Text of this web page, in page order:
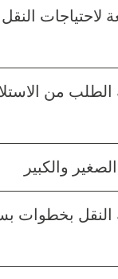
لاحتياجات النقل
الطلب من
والكبير
النقل بخطوات